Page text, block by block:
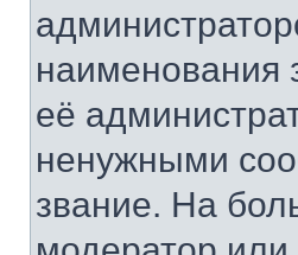
наименования
её
ненужными
звание. На